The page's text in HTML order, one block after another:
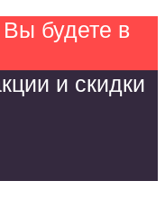
будете в
и скидки